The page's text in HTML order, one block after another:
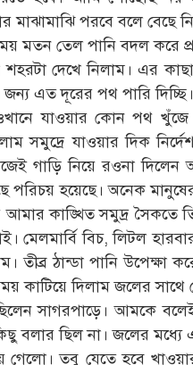
পরবে বলে বেছে
মতন তেল পানি বদল করে
শহরটা দেখে নিলাম। এর
এত দূরের পথ পারি দিচ্ছি।
যাওয়ার কোন পথ খুঁজে
সমুদ্রে যাওয়ার দিক
গাড়ি নিয়ে রওনা
হয়েছে। অনেক
আমার কাঙ্খিত সমুদ্র সৈকতে
বিচ, লিটল
তীব্র ঠান্ডা পানি উপেক্ষা
কাটিয়ে দিলাম জলের সাথে
সাগরপাড়ে। আমকে
বলার ছিল না। জলের মধ্যে
তবু যেতে হবে খাওয়ার